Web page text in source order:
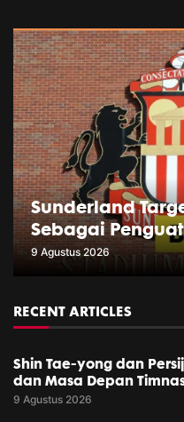
Sunderland
Sebagai
9 Agustus 2026
RECENT ARTICLES
Shin Tae-yong dan
dan Masa Depan
9 Agustus 2026